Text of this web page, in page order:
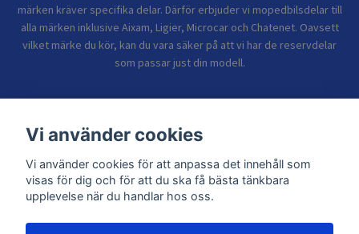
märken kräver specifika delar. Därför erbjuder vi mopedbilsdelar till
alla märken inklusive Aixam, Ligier, Microcar och Chatenet. Oavsett
vilket märke du kör, kan du vara säker på att vi har de reservdelar
som passar just din modell.
Sidor
Vi använder cookies
Vi använder cookies för att anpassa det innehåll som
visas för dig och för att du ska få bästa tänkbara
upplevelse när du handlar hos oss.